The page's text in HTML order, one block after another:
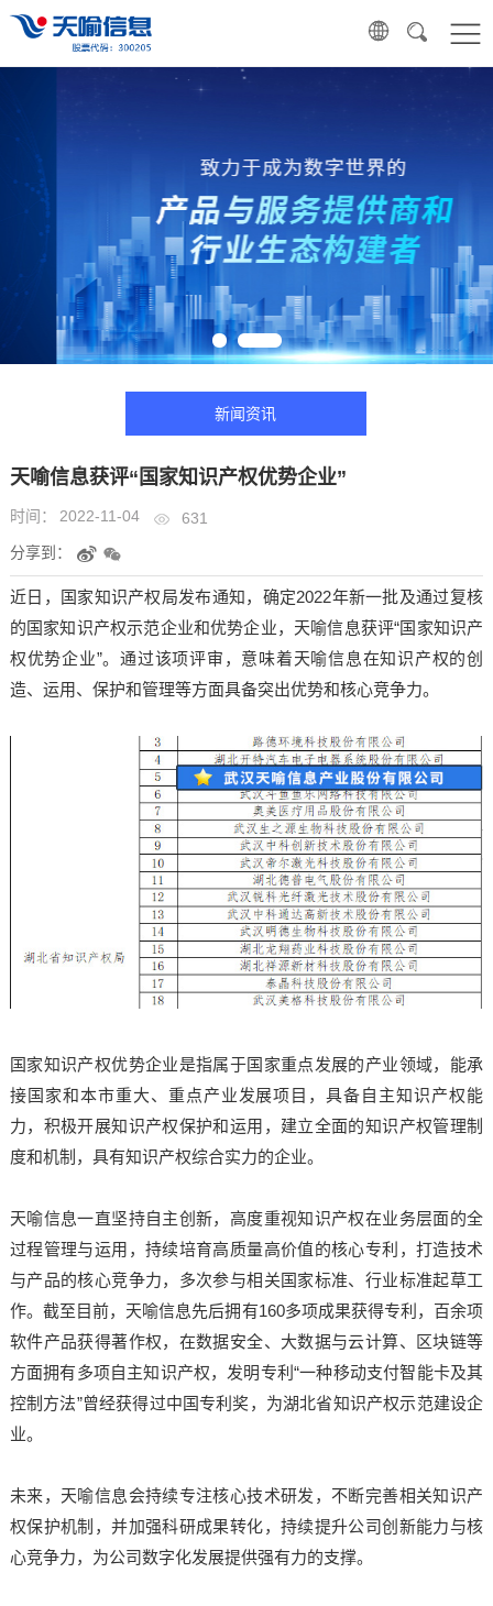
新闻资讯
天喻信息获评“国家知识产权优势企业”
时间： 2022-11-04
631
分享到：
近日，国家知识产权局发布通知，确定2022年新一批及通过复核
的国家知识产权示范企业和优势企业，天喻信息获评“国家知识产
权优势企业”。通过该项评审，意味着天喻信息在知识产权的创
造、运用、保护和管理等方面具备突出优势和核心竞争力。
国家知识产权优势企业是指属于国家重点发展的产业领域，能承
接国家和本市重大、重点产业发展项目，具备自主知识产权能
力，积极开展知识产权保护和运用，建立全面的知识产权管理制
度和机制，具有知识产权综合实力的企业。
天喻信息一直坚持自主创新，高度重视知识产权在业务层面的全
过程管理与运用，持续培育高质量高价值的核心专利，打造技术
与产品的核心竞争力，多次参与相关国家标准、行业标准起草工
作。截至目前，天喻信息先后拥有160多项成果获得专利，百余项
软件产品获得著作权，在数据安全、大数据与云计算、区块链等
方面拥有多项自主知识产权，发明专利“一种移动支付智能卡及其
控制方法”曾经获得过中国专利奖，为湖北省知识产权示范建设企
业。
未来，天喻信息会持续专注核心技术研发，不断完善相关知识产
权保护机制，并加强科研成果转化，持续提升公司创新能力与核
心竞争力，为公司数字化发展提供强有力的支撑。